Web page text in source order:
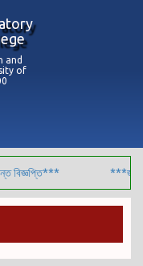
and
of
বিজ্ঞপ্তি***